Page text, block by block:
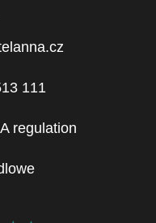
111
regulation